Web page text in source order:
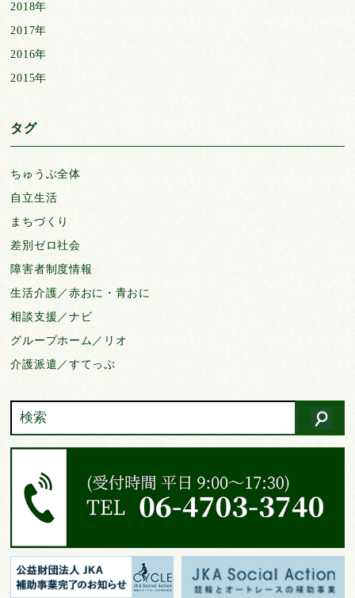
2018年
2017年
2016年
2015年
タグ
ちゅうぶ全体
自立生活
まちづくり
差別ゼロ社会
障害者制度情報
生活介護／赤おに・青おに
相談支援／ナビ
グループホーム／リオ
介護派遣／すてっぷ